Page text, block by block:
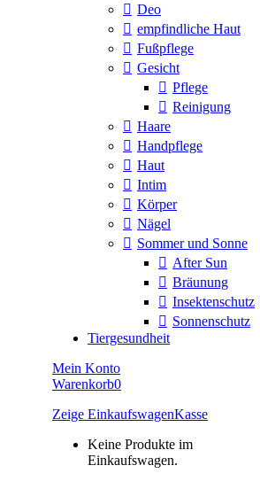
Deo
empfindliche Haut
Fußpflege
Gesicht
Pflege
Reinigung
Haare
Handpflege
Haut
Intim
Körper
Nägel
Sommer und Sonne
After Sun
Bräunung
Insektenschutz
Sonnenschutz
Tiergesundheit
Mein Konto
Warenkorb0
Zeige EinkaufswagenKasse
Keine Produkte im
Einkaufswagen.